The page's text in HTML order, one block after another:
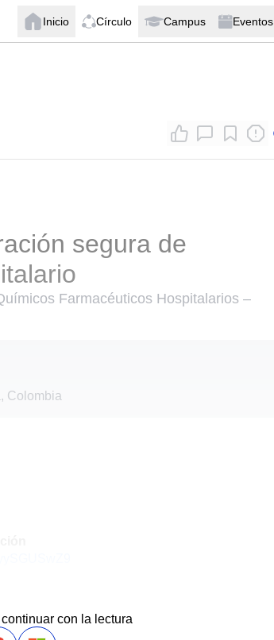
Inicio Círculo Campus Eventos
segura de
Farmacéuticos Hospitalarios –
Colombia
con la lectura